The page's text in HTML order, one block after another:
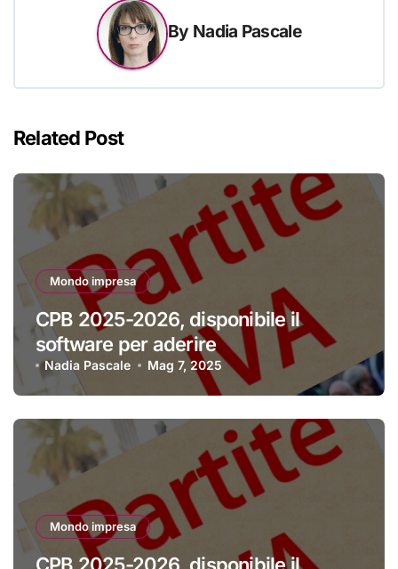
By Nadia Pascale
Related Post
Mondo impresa
CPB 2025-2026, disponibile il
software per aderire
Nadia Pascale Mag 7, 2025
Mondo impresa
CPB 2025-2026, disponibile il